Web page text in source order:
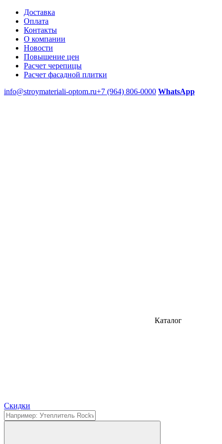
Доставка
Оплата
Контакты
О компании
Новости
Повышение цен
Расчет черепицы
Расчет фасадной плитки
info@stroymateriali-optom.ru+7 (964) 806-0000 WhatsApp
Каталог
Cкидки